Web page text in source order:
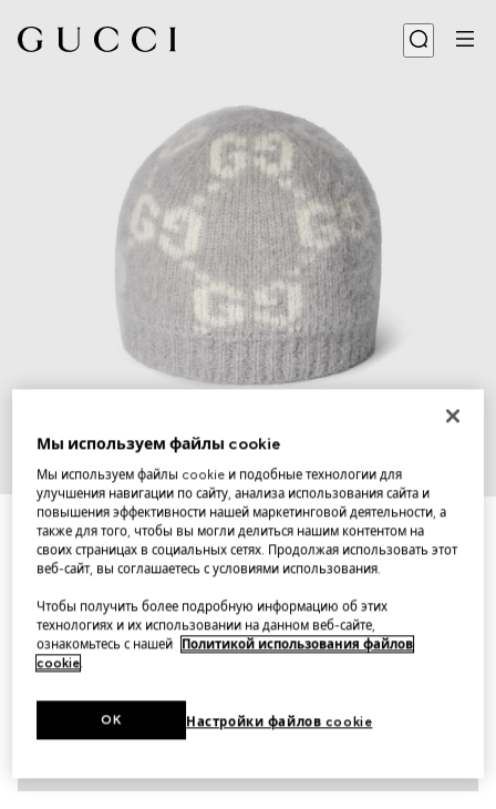
4
GG alpaca blend hat
Вариантыlight grey and white
Мы используем файлы cookie
Мы используем файлы cookie и подобные технологии для
улучшения навигации по сайту, анализа использования сайта и
повышения эффективности нашей маркетинговой деятельности, а
также для того, чтобы вы могли делиться нашим контентом на
своих страницах в социальных сетях. Продолжая использовать этот
веб-сайт, вы соглашаетесь с условиями использования.
Чтобы получить более подробную информацию об этих
технологиях и их использовании на данном веб-сайте,
ознакомьтесь с нашей
Политикой использования файлов
cookie.
Настройки файлов cookie
OK